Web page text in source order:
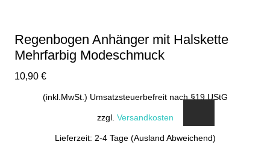
Regenbogen Anhänger mit Halskette
Mehrfarbig Modeschmuck
10,90 €
(inkl.MwSt.) Umsatzsteuerbefreit nach §19 UStG
zzgl. Versandkosten
Lieferzeit: 2-4 Tage (Ausland Abweichend)